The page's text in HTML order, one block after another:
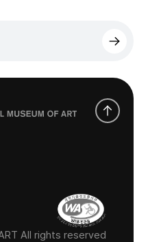
All rights reserved